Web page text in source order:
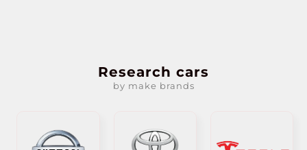
Research cars
by make brands